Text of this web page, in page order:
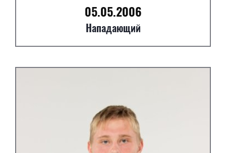
05.05.2006
Нападающий